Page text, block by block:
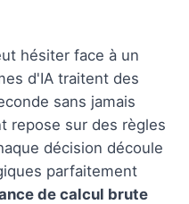
hésiter face à un
d'IA traitent des
sans jamais
repose sur des règles
décision découle
parfaitement
de calcul brute